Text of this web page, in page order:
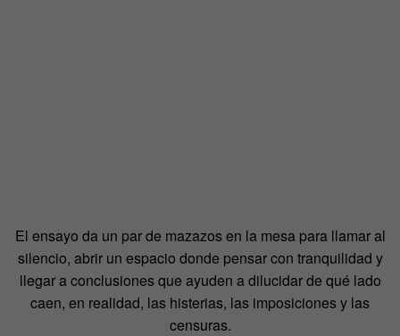
El ensayo da un par de mazazos en la mesa para llamar al
silencio, abrir un espacio donde pensar con tranquilidad y
llegar a conclusiones que ayuden a dilucidar de qué lado
caen, en realidad, las histerias, las imposiciones y las
censuras.